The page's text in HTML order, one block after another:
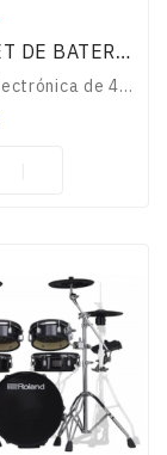
OQAN SET DE BATERIA ELECTRONICA QPD-10 MOBILE SET
Bateria electrónica de 4 pads de bateria, 3 pads de prato, pedal de controlo de hi-hat e pedal de bombo. 10 presets de bateria. com 30 músicas e 12 loops. Metró..